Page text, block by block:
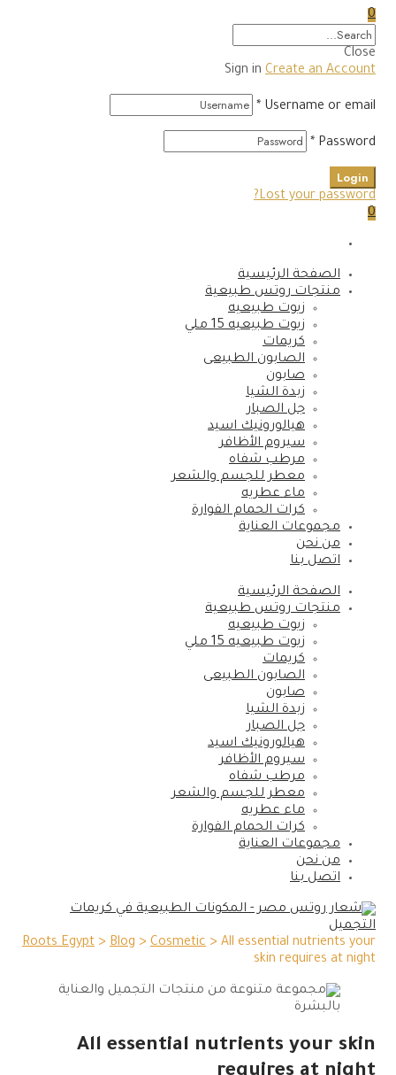
0
Close
Sign in Create an Account
Username or email
*
Password
*
Login
Lost your password?
0
الصفحة الرئيسية
منتجات روتس طبيعية
زيوت طبيعيه
زيوت طبيعيه 15 ملي
كريمات
الصابون الطبيعى
صابون
زبدة الشيا
جل الصبار
هيالورونيك اسيد
سيروم الأظافر
مرطب شفاه
معطر للجسم والشعر
ماء عطريه
كرات الحمام الفوارة
مجموعات العناية
من نحن
اتصل بنا
الصفحة الرئيسية
منتجات روتس طبيعية
زيوت طبيعيه
زيوت طبيعيه 15 ملي
كريمات
الصابون الطبيعى
صابون
زبدة الشيا
جل الصبار
هيالورونيك اسيد
سيروم الأظافر
مرطب شفاه
معطر للجسم والشعر
ماء عطريه
كرات الحمام الفوارة
مجموعات العناية
من نحن
اتصل بنا
Roots Egypt > Blog > Cosmetic > All essential nutrients your
skin requires at night
All essential nutrients your skin